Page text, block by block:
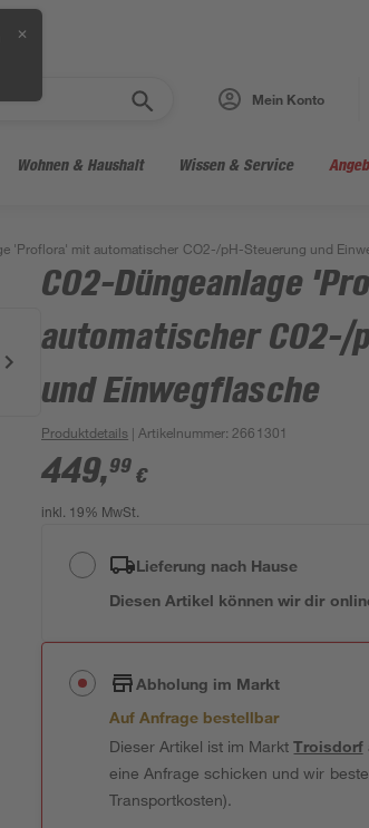
✕
Mein Konto
Wohnen & Haushalt Wissen & Service
'Proflora' mit automatischer CO2-/pH-Steuerung und
CO2-Düngeanlage
automatischer CO2-/
und Einwegflasche
Produktdetails | Artikelnummer: 2661301
449,99 €
inkl. 19% MwSt.
Lieferung nach Hause
Diesen Artikel können wir dir
Abholung im Markt
Auf Anfrage bestellbar
Dieser Artikel ist im MarktTroisdorf
eine Anfrage schicken und wir
Transportkosten).